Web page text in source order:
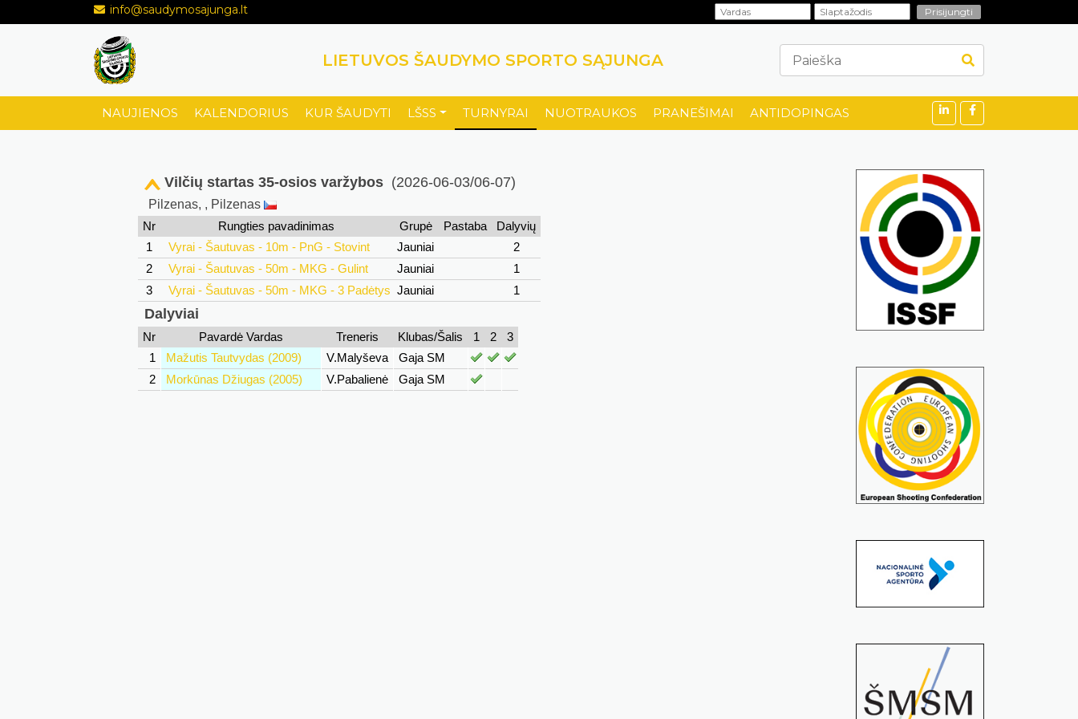
info@saudymosajunga.lt
LIETUVOS ŠAUDYMO SPORTO SĄJUNGA
NAUJIENOS KALENDORIUS KUR ŠAUDYTI LŠSS TURNYRAI NUOTRAUKOS PRANEŠIMAI ANTIDOPINGAS
Vilčių startas 35-osios varžybos (2026-06-03/06-07)
Pilzenas, , Pilzenas
Nr
Rungties pavadinimas Grupė Pastaba
Dalyvių
1
Vyrai - Šautuvas - 10m - PnG - Stovint Jauniai
2
2
Vyrai - Šautuvas - 50m - MKG - Gulint Jauniai
1
3
Vyrai - Šautuvas - 50m - MKG - 3 Padėtys Jauniai 1
Dalyviai
Nr Pavardė Vardas Treneris Klubas/Šalis 1 2
3
1
Mažutis Tautvydas (2009) V.Malyševa
Gaja SM
2
Morkūnas Džiugas (2005) V.Pabalienė Gaja SM